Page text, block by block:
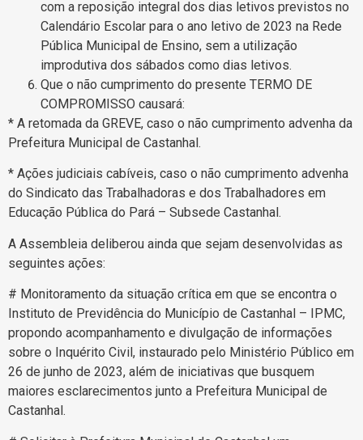
com a reposição integral dos dias letivos previstos no
Calendário Escolar para o ano letivo de 2023 na Rede
Pública Municipal de Ensino, sem a utilização
improdutiva dos sábados como dias letivos.
Que o não cumprimento do presente TERMO DE
COMPROMISSO causará:
* A retomada da GREVE, caso o não cumprimento advenha da
Prefeitura Municipal de Castanhal.
* Ações judiciais cabíveis, caso o não cumprimento advenha
do Sindicato das Trabalhadoras e dos Trabalhadores em
Educação Pública do Pará – Subsede Castanhal.
A Assembleia deliberou ainda que sejam desenvolvidas as
seguintes ações:
# Monitoramento da situação crítica em que se encontra o
Instituto de Previdência do Município de Castanhal – IPMC,
propondo acompanhamento e divulgação de informações
sobre o Inquérito Civil, instaurado pelo Ministério Público em
26 de junho de 2023, além de iniciativas que busquem
maiores esclarecimentos junto a Prefeitura Municipal de
Castanhal.